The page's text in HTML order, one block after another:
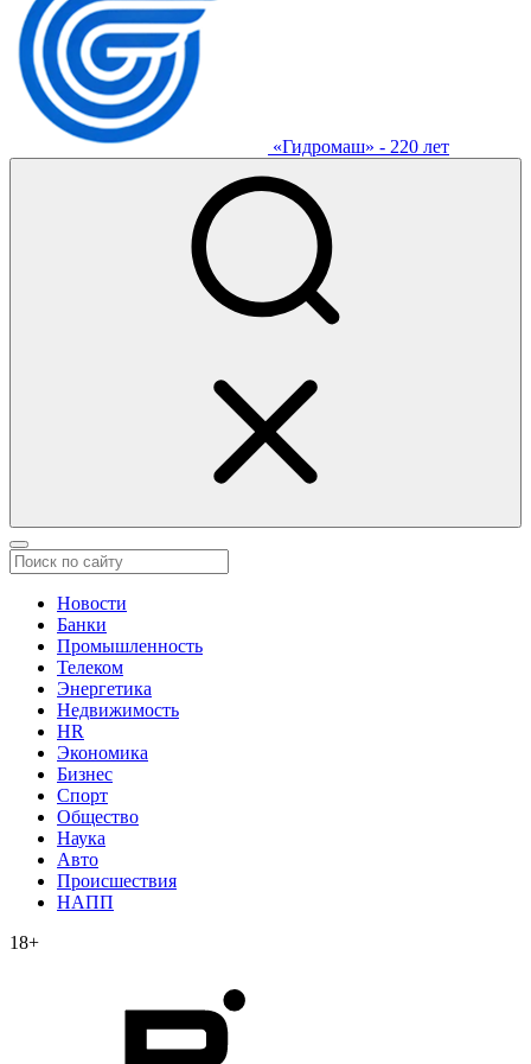
«Гидромаш» - 220 лет
Новости
Банки
Промышленность
Телеком
Энергетика
Недвижимость
HR
Экономика
Бизнес
Спорт
Общество
Наука
Авто
Происшествия
НАПП
18+